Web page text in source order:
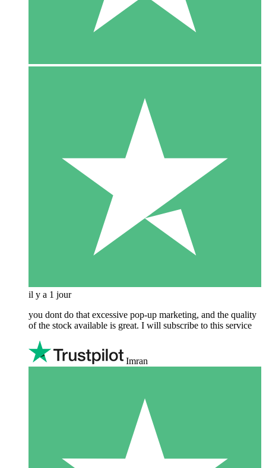
il y a 1 jour
you dont do that excessive pop-up marketing, and the quality
of the stock available is great. I will subscribe to this service
Imran